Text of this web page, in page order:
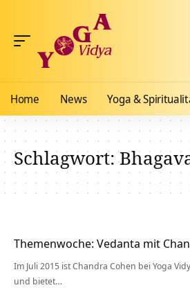
Home News Yoga &
Schlagwort:
Themenwoche: Vedanta mit
Im Juli 2015 ist Chandra Cohen bei Yoga
und bietet…